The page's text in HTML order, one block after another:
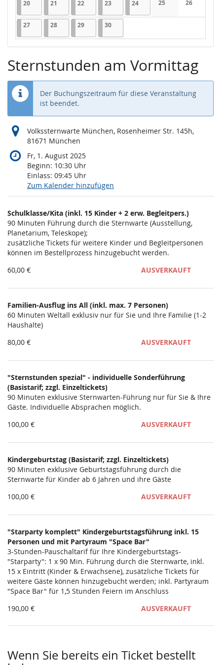
2020.04.2026
1 Veranstaltung
21 21.04.2026
1 Veranstaltung
2222.04.2026
1 Veranstaltung
2323.04.2026
1 Veranstaltung
2424.04.2026
1 Veranstaltung
25
Keine
26
Keine
2727.04.2026
1 Veranstaltung
2828.04.2026
1 Veranstaltung
2929.04.2026
1 Veranstaltung
3030.04.2026
1 Veranstaltung
Sternstunden am Vormittag
Der Buchungszeitraum für diese Veranstaltung
ist beendet.
Volkssternwarte München, Rosenheimer Str. 145h,
81671 München
Fr, 1. August 2025
Beginn: 10:30 Uhr
Einlass: 09:45 Uhr
Zum Kalender hinzufügen
Produkte
Unkategorisierte
Produkte
Schulklasse/Kita (inkl. 15 Kinder + 2 erw. Begleitpers.)
90 Minuten Führung durch die Sternwarte (Ausstellung,
Planetarium, Teleskope);
zusätzliche Tickets für weitere Kinder und Begleitpersonen
können im Bestellprozess hinzugebucht werden.
60,00 €
AUSVERKAUFT
Familien-Ausflug ins All (inkl. max. 7 Personen)
60 Minuten Weltall exklusiv nur für Sie und Ihre Familie (1-2
Haushalte)
80,00 €
AUSVERKAUFT
"Sternstunden spezial" - individuelle Sonderführung
(Basistarif; zzgl. Einzeltickets)
90 Minuten exklusive Sternwarten-Führung nur für Sie & Ihre
Gäste. Individuelle Absprachen möglich.
100,00 €
AUSVERKAUFT
Kindergeburtstag (Basistarif; zzgl. Einzeltickets)
90 Minuten exklusive Geburtstagsführung durch die
Sternwarte für Kinder ab 6 Jahren und ihre Gäste
100,00 €
AUSVERKAUFT
"Starparty komplett" Kindergeburtstagsführung inkl. 15
Personen und mit Partyraum "Space Bar"
3-Stunden-Pauschaltarif für Ihre Kindergeburtstags-
"Starparty": 1 x 90 Min. Führung durch die Sternwarte, inkl.
15 x Eintritt (Kinder & Erwachsene), zusätzliche Tickets für
weitere Gäste können hinzugebucht werden; inkl. Partyraum
"Space Bar" für 1,5 Stunden Feiern im Anschluss
190,00 €
AUSVERKAUFT
Wenn Sie bereits ein Ticket bestellt